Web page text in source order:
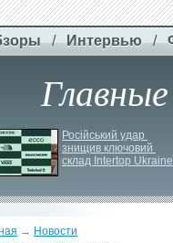
/ Интервью /
Російський удар
знищив ключовий
склад Intertop Ukraine
→ Новости